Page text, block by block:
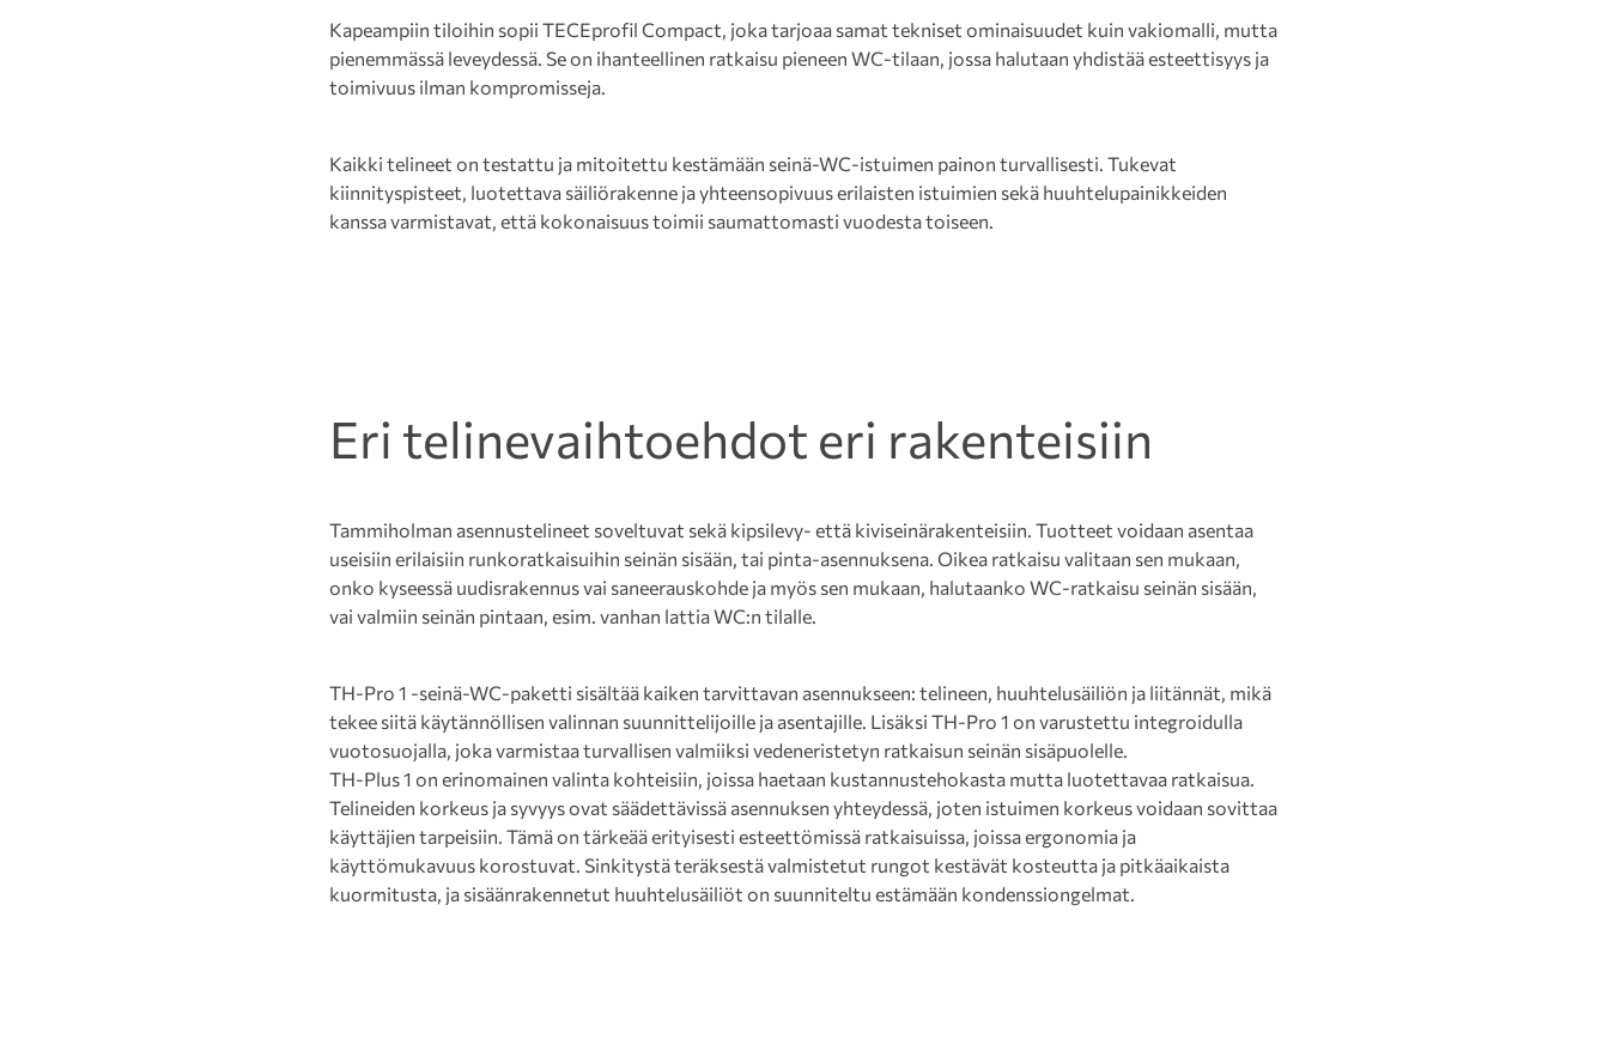
Kapeampiin tiloihin sopii TECEprofil Compact, joka tarjoaa samat tekniset ominaisuudet kuin vakiomalli, mutta
pienemmässä leveydessä. Se on ihanteellinen ratkaisu pieneen WC-tilaan, jossa halutaan yhdistää esteettisyys ja
toimivuus ilman kompromisseja.
Kaikki telineet on testattu ja mitoitettu kestämään seinä-WC-istuimen painon turvallisesti. Tukevat
kiinnityspisteet, luotettava säiliörakenne ja yhteensopivuus erilaisten istuimien sekä huuhtelupainikkeiden
kanssa varmistavat, että kokonaisuus toimii saumattomasti vuodesta toiseen.
Eri telinevaihtoehdot eri rakenteisiin
Tammiholman asennustelineet soveltuvat sekä kipsilevy- että kiviseinärakenteisiin. Tuotteet voidaan asentaa
useisiin erilaisiin runkoratkaisuihin seinän sisään, tai pinta-asennuksena. Oikea ratkaisu valitaan sen mukaan,
onko kyseessä uudisrakennus vai saneerauskohde ja myös sen mukaan, halutaanko WC-ratkaisu seinän sisään,
vai valmiin seinän pintaan, esim. vanhan lattia WC:n tilalle.
TH-Pro 1 -seinä-WC-paketti sisältää kaiken tarvittavan asennukseen: telineen, huuhtelusäiliön ja liitännät, mikä
tekee siitä käytännöllisen valinnan suunnittelijoille ja asentajille. Lisäksi TH-Pro 1 on varustettu integroidulla
vuotosuojalla, joka varmistaa turvallisen valmiiksi vedeneristetyn ratkaisun seinän sisäpuolelle.
TH-Plus 1 on erinomainen valinta kohteisiin, joissa haetaan kustannustehokasta mutta luotettavaa ratkaisua.
Telineiden korkeus ja syvyys ovat säädettävissä asennuksen yhteydessä, joten istuimen korkeus voidaan sovittaa
käyttäjien tarpeisiin. Tämä on tärkeää erityisesti esteettömissä ratkaisuissa, joissa ergonomia ja
käyttömukavuus korostuvat. Sinkitystä teräksestä valmistetut rungot kestävät kosteutta ja pitkäaikaista
kuormitusta, ja sisäänrakennetut huuhtelusäiliöt on suunniteltu estämään kondenssiongelmat.